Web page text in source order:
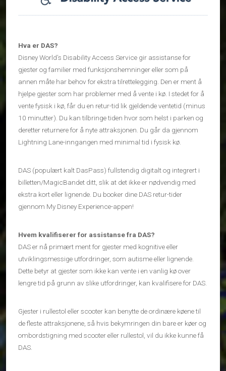
Hva er DAS?
Disney World’s Disability Access Service gir assistanse for
gjester og familier med funksjonshemninger eller som på
annen måte har behov for ekstra tilrettelegging. Den er ment å
hjelpe gjester som har problemer med å vente i kø. I stedet for å
vente fysisk i kø, får du en retur-tid lik gjeldende ventetid (minus
10 minutter). Du kan tilbringe tiden hvor som helst i parken og
deretter returnere for å nyte attraksjonen. Du går da gjennom
Lightning Lane-inngangen med minimal tid i fysisk kø.
DAS (populært kalt DasPass) fullstendig digitalt og integrert i
billetten/MagicBandet ditt, slik at det ikke er nødvendig med
ekstra kort eller lignende. Du booker dine DAS retur-tider
gjennom My Disney Experience-appen!
Hvem kvalifiserer for assistanse fra DAS?
DAS er nå primært ment for gjester med kognitive eller
utviklingsmessige utfordringer, som autisme eller lignende.
Dette betyr at gjester som ikke kan vente i en vanlig kø over
lengre tid på grunn av slike utfordringer, kan kvalifisere for DAS.
Gjester i rullestol eller scooter kan benytte de ordinære køene til
de fleste attraksjonene, så hvis bekymringen din bare er køer og
ombordstigning med scooter eller rullestol, vil du ikke kunne få
DAS.